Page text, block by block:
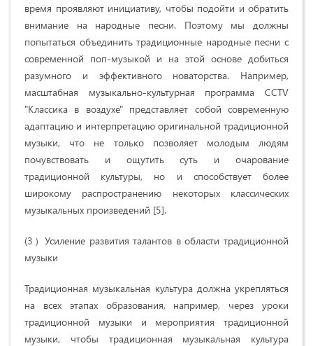
время проявляют инициативу, чтобы подойти и обратить
внимание на народные песни. Поэтому мы должны
попытаться объединить традиционные народные песни с
современной поп-музыкой и на этой основе добиться
разумного и эффективного новаторства. Например,
масштабная музыкально-культурная программа CCTV
"Классика в воздухе" представляет собой современную
адаптацию и интерпретацию оригинальной традиционной
музыки, что не только позволяет молодым людям
почувствовать и ощутить суть и очарование
традиционной культуры, но и способствует более
широкому распространению некоторых классических
музыкальных произведений [5].
(3）Усиление развития талантов в области традиционной
музыки
Традиционная музыкальная культура должна укрепляться
на всех этапах образования, например, через уроки
традиционной музыки и мероприятия традиционной
музыки, чтобы традиционная музыкальная культура